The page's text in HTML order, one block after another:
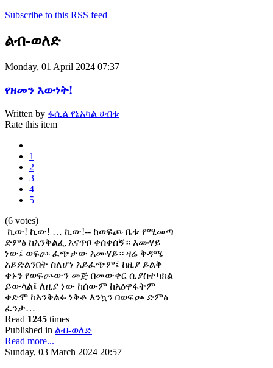
Subscribe to this RSS feed
ልብ-ወለድ
Monday, 01 April 2024 07:37
የዘመን እውነት!
Written by ፋሲል የኔአካል ሀብቱ
Rate this item
1
2
3
4
5
(6 votes)
ኪው! ኪው! … ኪው!-- ከወፍጮ ቤቱ የሚመጣ
ድምፅ ከእንቅልፌ አናጥቦ ቀሰቀሰኝ። እሙሃይ
ነው፤ ወፍጮ ፈጭታው እሙሃይ። ዛሬ ቅዳሜ
አይድልንበት ስለሆነ አይፈጭም፤ ከዚያ ይልቅ
ቀኑን የወፍጮውን መጅ በመውቀር ሲያስተካክል
ይውላል፤ ለዚያ ነው ከሰውም ከአዕዋፋትም
ቀድሞ ከእንቅልፉ ነቅቶ እንኳን በወፍጮ ድምፅ
ፈንታ…
Read 1245 times
Published in ልብ-ወለድ
Read more...
Sunday, 03 March 2024 20:57